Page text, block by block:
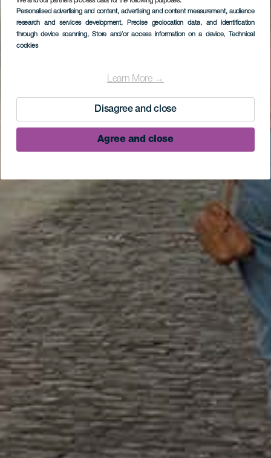
Personalised advertising and content, advertising and content measurement, audience
research and services development, Precise geolocation data, and identification
through device scanning, Store and/or access information on a device, Technical
cookies
Learn More →
Disagree and close
Agree and close